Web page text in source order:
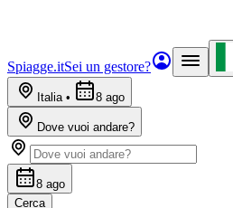
Spiagge.itSei un gestore?
Italia• 8 ago
Dove vuoi andare?
8 ago
Cerca